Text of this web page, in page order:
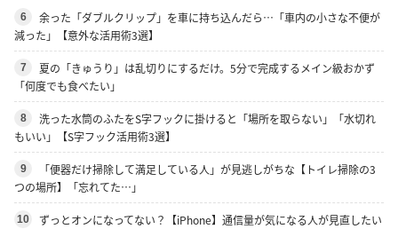
6
余った「ダブルクリップ」を車に持ち込んだら…「車内の小さな不便が
減った」【意外な活用術3選】
7
夏の「きゅうり」は乱切りにするだけ。5分で完成するメイン級おかず
「何度でも食べたい」
8
洗った水筒のふたをS字フックに掛けると「場所を取らない」「水切れ
もいい」【S字フック活用術3選】
9
「便器だけ掃除して満足している人」が見逃しがちな【トイレ掃除の3
つの場所】「忘れてた…」
10
ずっとオンになってない？【iPhone】通信量が気になる人が見直したい